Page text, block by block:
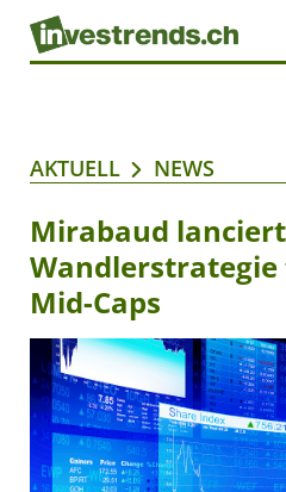
AKTUELL NEWS
Mirabaud lanciert
Mid-Caps